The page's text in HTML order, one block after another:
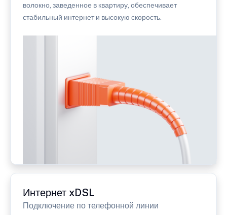
волокно, заведенное в квартиру, обеспечивает
стабильный интернет и высокую скорость.
Интернет xDSL
Подключение по телефонной линии